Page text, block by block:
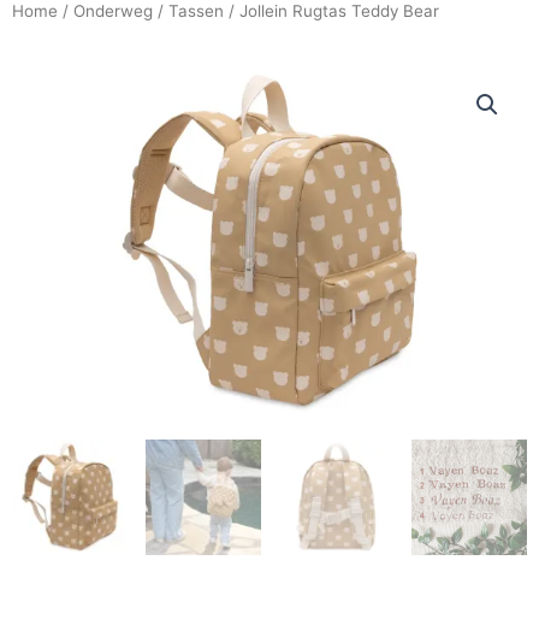
Home / Onderweg / Tassen / Jollein Rugtas Teddy Bear